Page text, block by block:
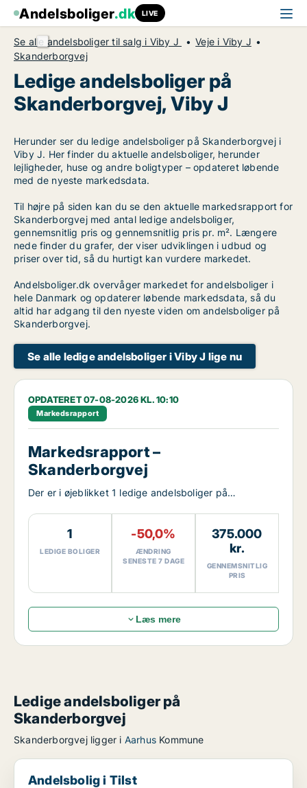
Andelsboliger.dk LIVE
Se alle andelsboliger til salg i Viby J
Veje i Viby J
Skanderborgvej
Ledige andelsboliger på
Skanderborgvej, Viby J
Herunder ser du ledige andelsboliger på Skanderborgvej i
Viby J. Her finder du aktuelle andelsboliger, herunder
lejligheder, huse og andre boligtyper – opdateret løbende
med de nyeste markedsdata.
Til højre på siden kan du se den aktuelle markedsrapport for
Skanderborgvej med antal ledige andelsboliger,
gennemsnitlig pris og gennemsnitlig pris pr. m². Længere
nede finder du grafer, der viser udviklingen i udbud og
priser over tid, så du hurtigt kan vurdere markedet.
Andelsboliger.dk overvåger markedet for andelsboliger i
hele Danmark og opdaterer løbende markedsdata, så du
altid har adgang til den nyeste viden om andelsboliger på
Skanderborgvej.
Se alle ledige andelsboliger i Viby J lige nu
OPDATERET 07-08-2026 KL. 10:10
Markedsrapport
Markedsrapport –
Skanderborgvej
Der er i øjeblikket 1 ledige andelsboliger på
1
LEDIGE BOLIGER
-50,0%
ÆNDRING
SENESTE 7 DAGE
375.000
kr.
GENNEMSNITLIG
PRIS
Læs mere
Ledige andelsboliger på
Skanderborgvej
Skanderborgvej ligger i Aarhus Kommune
Andelsbolig i Tilst
Andelsbolig i Tilst